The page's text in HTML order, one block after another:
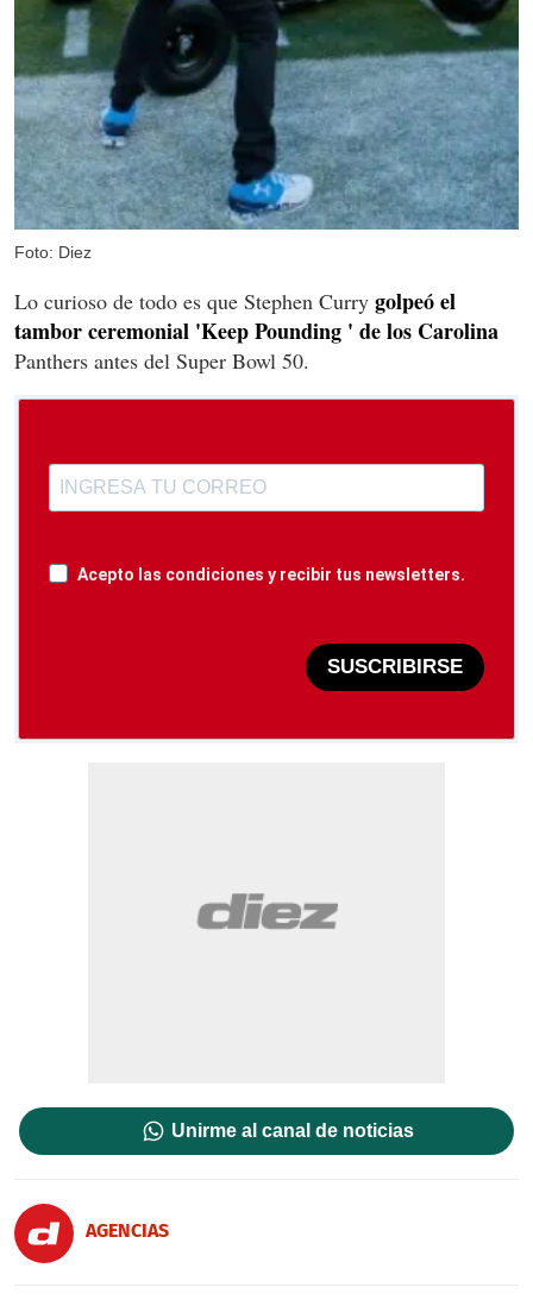
Foto: Diez
Lo curioso de todo es que Stephen Curry golpeó el
tambor ceremonial 'Keep Pounding ' de los Carolina
Panthers antes del Super Bowl 50.
Acepto las condiciones y recibir tus newsletters.
SUSCRIBIRSE
Unirme al canal de noticias
AGENCIAS